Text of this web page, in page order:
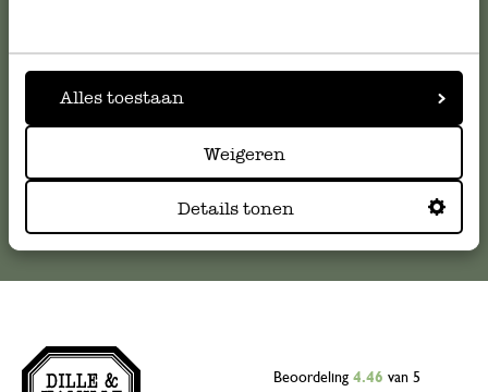
Alles toestaan
Weigeren
Details tonen
klantenservice@dille-kamille.com
Beoordeling 4.46 van 5